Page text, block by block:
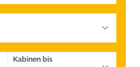
Kabinen bis